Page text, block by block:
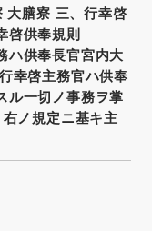
大膳寮 三、行幸啓
啓供奉規則
ハ供奉長官宮内大
幸啓主務官ハ供奉
ル一切ノ事務ヲ掌
ノ規定ニ基キ主